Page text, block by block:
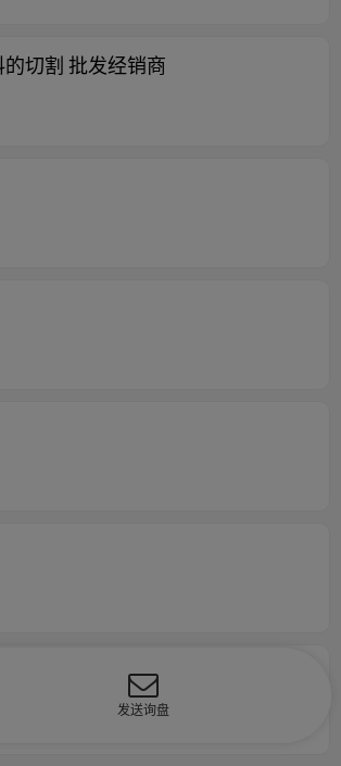
切割 批发经销商
发送询盘